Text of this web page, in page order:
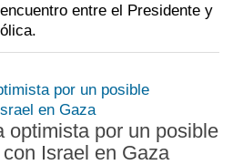
entre el Presidente y
optimista por un posible
Israel en Gaza